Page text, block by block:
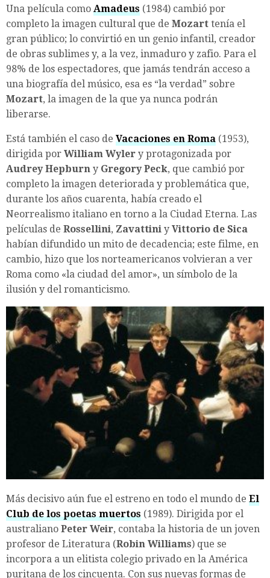
Una película como Amadeus (1984) cambió por
completo la imagen cultural que de Mozart tenía el
gran público; lo convirtió en un genio infantil, creador
de obras sublimes y, a la vez, inmaduro y zafio. Para el
98% de los espectadores, que jamás tendrán acceso a
una biografía del músico, esa es “la verdad” sobre
Mozart, la imagen de la que ya nunca podrán
liberarse.
Está también el caso de Vacaciones en Roma (1953),
dirigida por William Wyler y protagonizada por
Audrey Hepburn y Gregory Peck, que cambió por
completo la imagen deteriorada y problemática que,
durante los años cuarenta, había creado el
Neorrealismo italiano en torno a la Ciudad Eterna. Las
películas de Rossellini, Zavattini y Vittorio de Sica
habían difundido un mito de decadencia; este filme, en
cambio, hizo que los norteamericanos volvieran a ver
Roma como «la ciudad del amor», un símbolo de la
ilusión y del romanticismo.
Más decisivo aún fue el estreno en todo el mundo de El
Club de los poetas muertos (1989). Dirigida por el
australiano Peter Weir, contaba la historia de un joven
profesor de Literatura (Robin Williams) que se
incorpora a un elitista colegio privado en la América
puritana de los cincuenta. Con sus nuevas formas de